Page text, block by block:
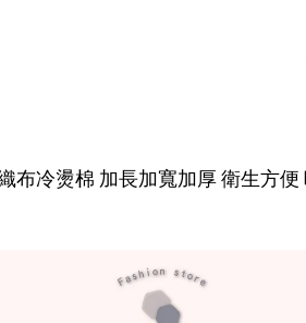
布冷燙棉 加長加寬加厚 衛生方